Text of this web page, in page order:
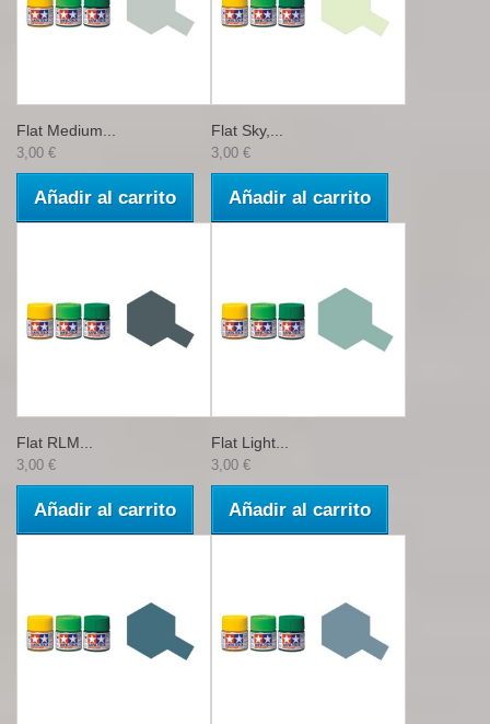
Flat Medium...
3,00 €
Añadir al carrito
Flat Sky,...
3,00 €
Añadir al carrito
Flat RLM...
3,00 €
Añadir al carrito
Flat Light...
3,00 €
Añadir al carrito